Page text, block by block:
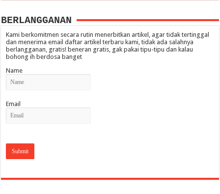
BERLANGGANAN
Kami berkomitmen secara rutin menerbitkan artikel, agar tidak tertinggal
dan menerima email daftar artikel terbaru kami, tidak ada salahnya
berlangganan, gratis! beneran gratis, gak pakai tipu-tipu dan kalau
bohong ih berdosa banget
Name
Email